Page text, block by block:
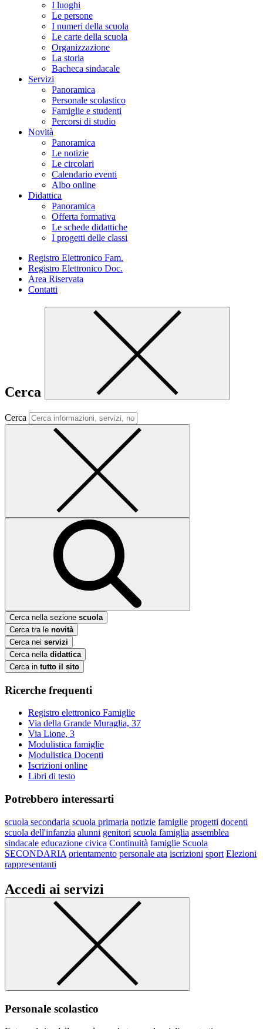
I luoghi
Le persone
I numeri della scuola
Le carte della scuola
Organizzazione
La storia
Bacheca sindacale
Servizi
Panoramica
Personale scolastico
Famiglie e studenti
Percorsi di studio
Novità
Panoramica
Le notizie
Le circolari
Calendario eventi
Albo online
Didattica
Panoramica
Offerta formativa
Le schede didattiche
I progetti delle classi
Registro Elettronico Fam.
Registro Elettronico Doc.
Area Riservata
Contatti
Cerca
Cerca
Cerca nella sezione scuola
Cerca tra le novità
Cerca nei servizi
Cerca nella didattica
Cerca in tutto il sito
Ricerche frequenti
Registro elettronico Famiglie
Via della Grande Muraglia, 37
Via Lione, 3
Modulistica famiglie
Modulistica Docenti
Iscrizioni online
Libri di testo
Potrebbero interessarti
scuola secondaria scuola primaria notizie famiglie progetti docenti
scuola dell'infanzia alunni genitori scuola famiglia assemblea
sindacale educazione civica Continuità famiglie Scuola
SECONDARIA orientamento personale ata iscrizioni sport Elezioni
rappresentanti
Accedi ai servizi
Personale scolastico